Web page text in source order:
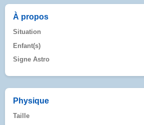
À propos
Situation
Enfant(s)
Signe Astro
Physique
Taille